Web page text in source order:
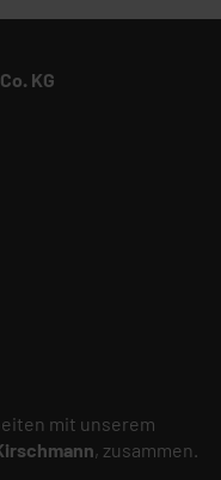
KG
mit unserem
, zusammen.